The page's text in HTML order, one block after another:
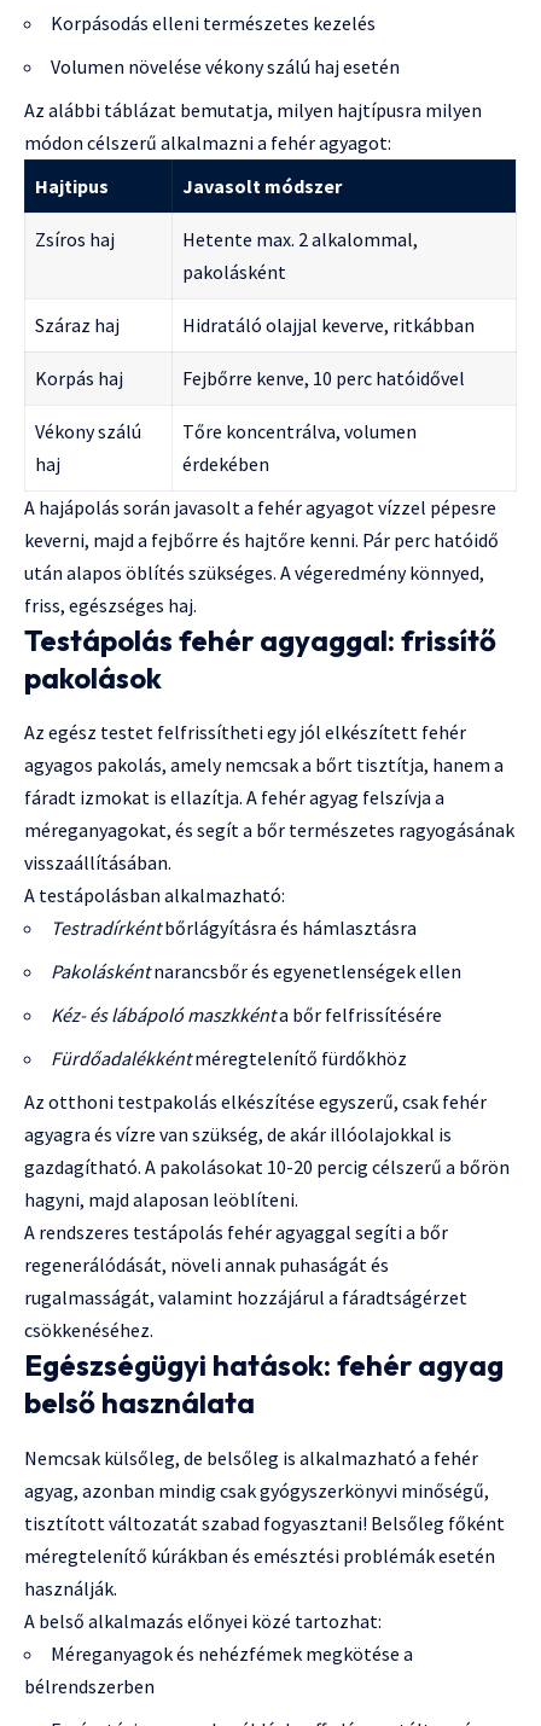
Korpásodás elleni természetes kezelés
Volumen növelése vékony szálú haj esetén
Az alábbi táblázat bemutatja, milyen hajtípusra milyen
módon célszerű alkalmazni a fehér agyagot:
Hajtipus
Javasolt módszer
Zsíros haj
Hetente max. 2 alkalommal,
pakolásként
Száraz haj Hidratáló olajjal keverve, ritkábban
Korpás haj Fejbőrre kenve, 10 perc hatóidővel
Vékony szálú
haj
Tőre koncentrálva, volumen
érdekében
A hajápolás során javasolt a fehér agyagot vízzel pépesre
keverni, majd a fejbőrre és hajtőre kenni. Pár perc hatóidő
után alapos öblítés szükséges. A végeredmény könnyed,
friss, egészséges haj.
Testápolás fehér agyaggal: frissítő
pakolások
Az egész testet felfrissítheti egy jól elkészített fehér
agyagos pakolás, amely nemcsak a bőrt tisztítja, hanem a
fáradt izmokat is ellazítja. A fehér agyag felszívja a
méreganyagokat, és segít a bőr természetes ragyogásának
visszaállításában.
A testápolásban alkalmazható:
Testradírkéntbőrlágyításra és hámlasztásra
Pakoláskéntnarancsbőr és egyenetlenségek ellen
Kéz- és lábápoló maszkkénta bőr felfrissítésére
Fürdőadalékkéntméregtelenítő fürdőkhöz
Az otthoni testpakolás elkészítése egyszerű, csak fehér
agyagra és vízre van szükség, de akár illóolajokkal is
gazdagítható. A pakolásokat 10-20 percig célszerű a bőrön
hagyni, majd alaposan leöblíteni.
A rendszeres testápolás fehér agyaggal segíti a bőr
regenerálódását, növeli annak puhaságát és
rugalmasságát, valamint hozzájárul a fáradtságérzet
csökkenéséhez.
Egészségügyi hatások: fehér agyag
belső használata
Nemcsak külsőleg, de belsőleg is alkalmazható a fehér
agyag, azonban mindig csak gyógyszerkönyvi minőségű,
tisztított változatát szabad fogyasztani! Belsőleg főként
méregtelenítő kúrákban és emésztési problémák esetén
használják.
A belső alkalmazás előnyei közé tartozhat:
Méreganyagok és nehézfémek megkötése a
bélrendszerben